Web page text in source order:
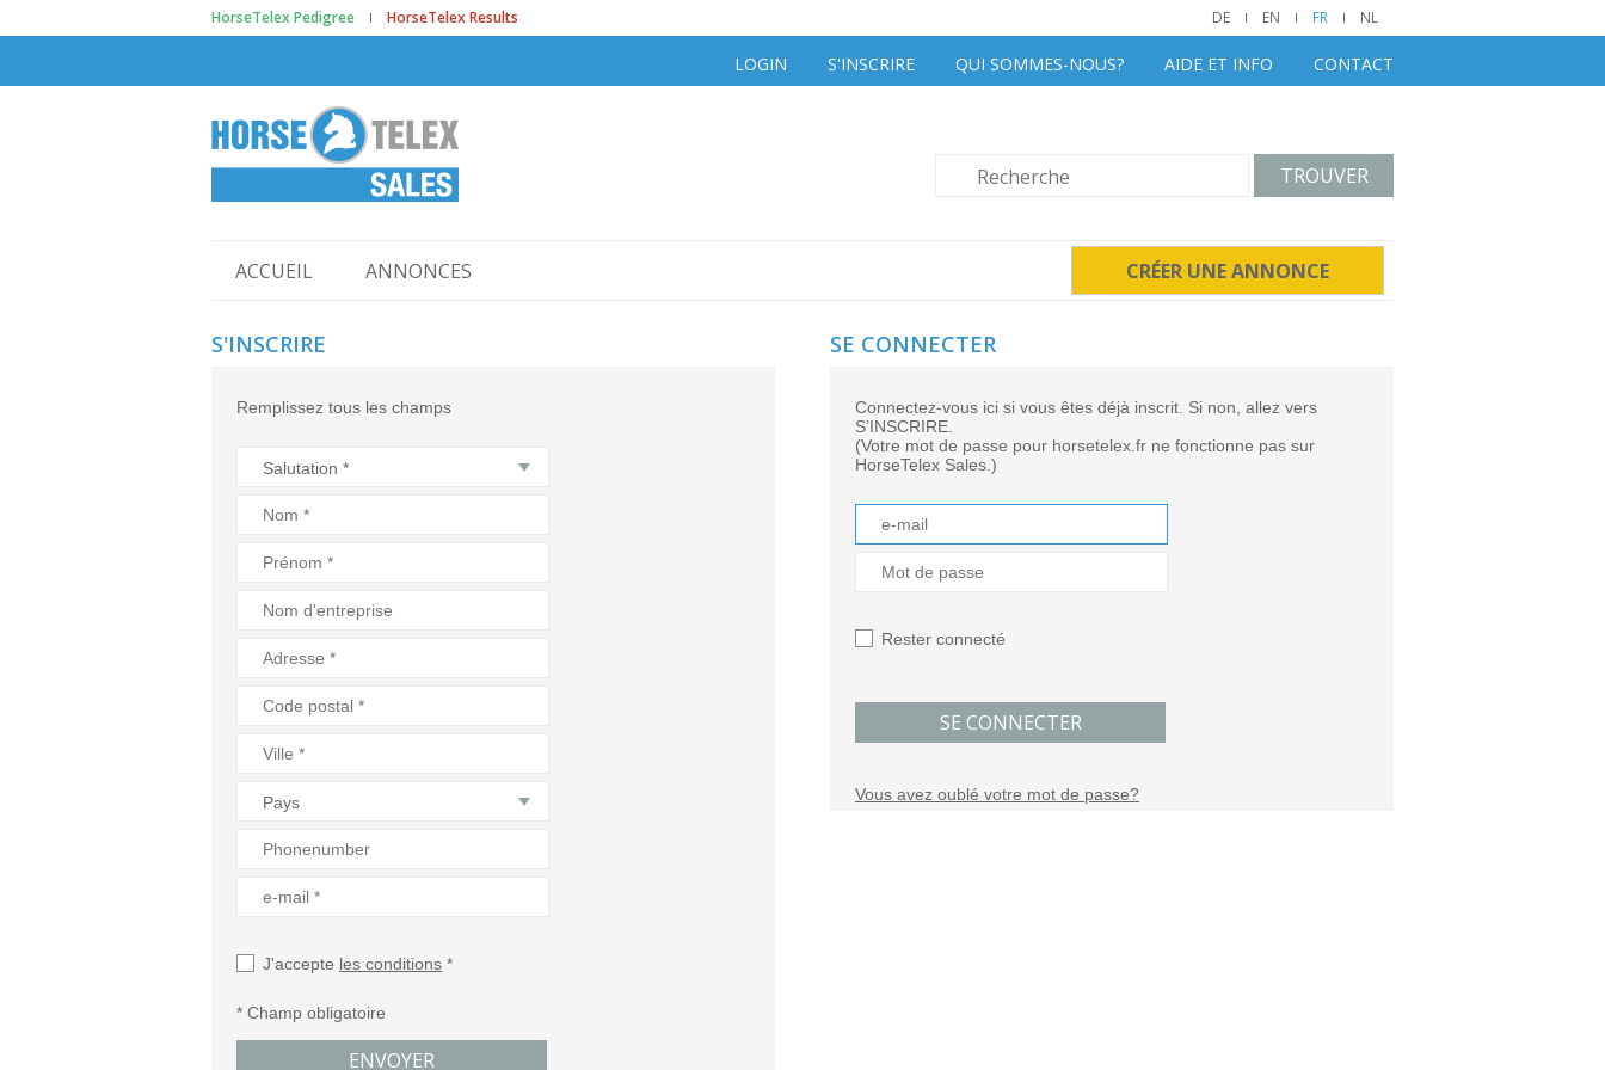
HorseTelex Pedigree HorseTelex Results NL
FR
EN
DE
CONTACT
AIDE ET INFO
QUI SOMMES-NOUS?
S'INSCRIRE
LOGIN
TROUVER
ACCUEIL ANNONCES CRÉER UNE ANNONCE
S'INSCRIRE SE CONNECTER
Remplissez tous les champs
Salutation *
Pays
J'accepte les conditions *
* Champ obligatoire
ENVOYER
Connectez-vous ici si vous êtes déjà inscrit. Si non, allez vers
S’INSCRIRE.
(Votre mot de passe pour horsetelex.fr ne fonctionne pas sur
HorseTelex Sales.)
Rester connecté
SE CONNECTER
Vous avez oublé votre mot de passe?